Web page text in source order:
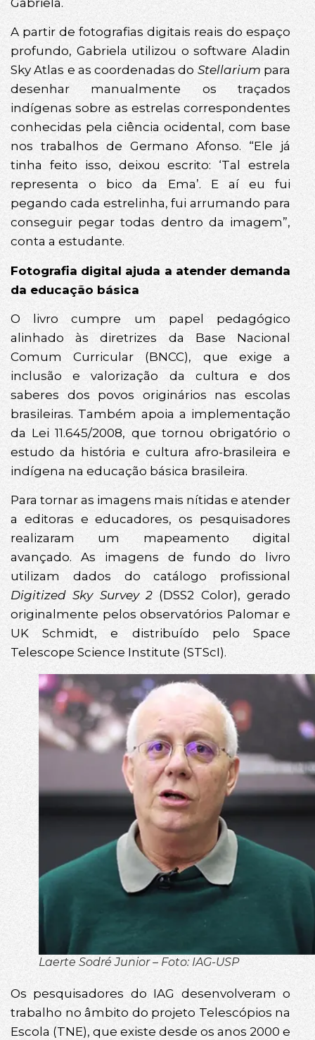
A partir de fotografias digitais reais do espaço
profundo, Gabriela utilizou o software Aladin
Sky Atlas e as coordenadas do Stellarium para
desenhar manualmente os traçados
indígenas sobre as estrelas correspondentes
conhecidas pela ciência ocidental, com base
nos trabalhos de Germano Afonso. “Ele já
tinha feito isso, deixou escrito: ‘Tal estrela
representa o bico da Ema’. E aí eu fui
pegando cada estrelinha, fui arrumando para
conseguir pegar todas dentro da imagem”,
conta a estudante.
Fotografia digital ajuda a atender demanda
da educação básica
O livro cumpre um papel pedagógico
alinhado às diretrizes da Base Nacional
Comum Curricular (BNCC), que exige a
inclusão e valorização da cultura e dos
saberes dos povos originários nas escolas
brasileiras. Também apoia a implementação
da Lei 11.645/2008, que tornou obrigatório o
estudo da história e cultura afro-brasileira e
indígena na educação básica brasileira.
Para tornar as imagens mais nítidas e atender
a editoras e educadores, os pesquisadores
realizaram um mapeamento digital
avançado. As imagens de fundo do livro
utilizam dados do catálogo profissional
Digitized Sky Survey 2 (DSS2 Color), gerado
originalmente pelos observatórios Palomar e
UK Schmidt, e distribuído pelo Space
Telescope Science Institute (STScI).
Laerte Sodré Junior – Foto: IAG-USP
Os pesquisadores do IAG desenvolveram o
trabalho no âmbito do projeto Telescópios na
Escola (TNE), que existe desde os anos 2000 e